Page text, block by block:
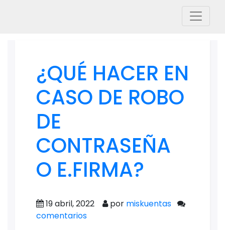
¿QUÉ HACER EN
CASO DE ROBO
DE
CONTRASEÑA
O E.FIRMA?
19 abril, 2022 por miskuentas
comentarios